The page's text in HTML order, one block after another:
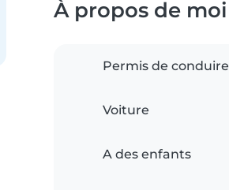
À propos de moi
Permis de conduire
Voiture
A des enfants